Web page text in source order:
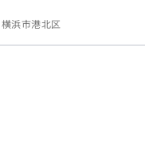
横浜市港北区